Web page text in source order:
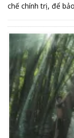
chế chính trị, để